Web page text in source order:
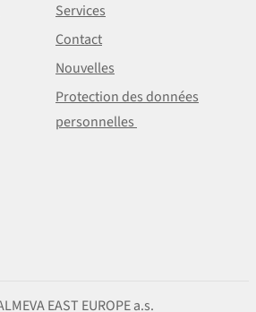
Services
Contact
Nouvelles
Protection des données
personnelles
EAST EUROPE a.s.